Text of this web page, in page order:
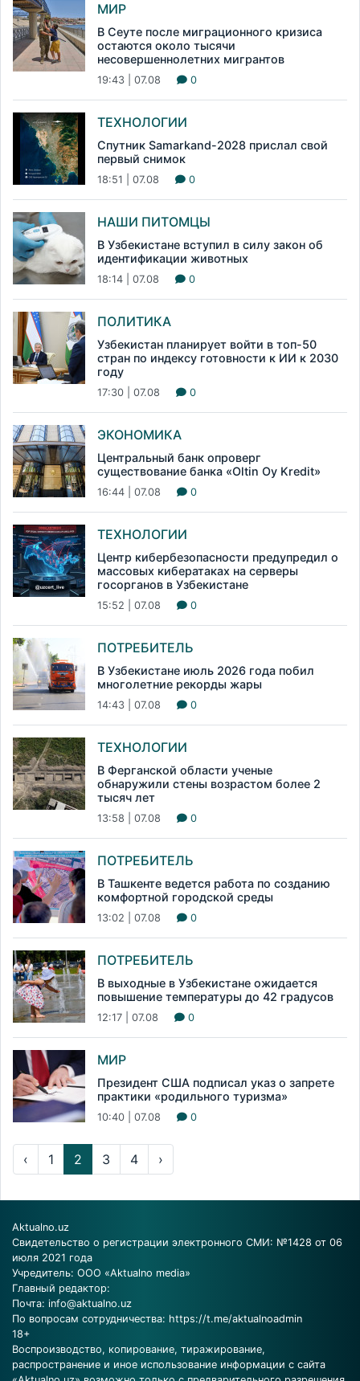
МИР
В Сеуте после миграционного кризиса
остаются около тысячи
несовершеннолетних мигрантов
19:43 | 07.08 0
ТЕХНОЛОГИИ
Спутник Samarkand-2028 прислал свой
первый снимок
18:51 | 07.08 0
НАШИ ПИТОМЦЫ
В Узбекистане вступил в силу закон об
идентификации животных
18:14 | 07.08 0
ПОЛИТИКА
Узбекистан планирует войти в топ-50
стран по индексу готовности к ИИ к 2030
году
17:30 | 07.08 0
ЭКОНОМИКА
Центральный банк опроверг
существование банка «Oltin Oy Kredit»
16:44 | 07.08 0
ТЕХНОЛОГИИ
Центр кибербезопасности предупредил о
массовых кибератаках на серверы
госорганов в Узбекистане
15:52 | 07.08 0
ПОТРЕБИТЕЛЬ
В Узбекистане июль 2026 года побил
многолетние рекорды жары
14:43 | 07.08 0
ТЕХНОЛОГИИ
В Ферганской области ученые
обнаружили стены возрастом более 2
тысяч лет
13:58 | 07.08 0
ПОТРЕБИТЕЛЬ
В Ташкенте ведется работа по созданию
комфортной городской среды
13:02 | 07.08 0
ПОТРЕБИТЕЛЬ
В выходные в Узбекистане ожидается
повышение температуры до 42 градусов
12:17 | 07.08 0
МИР
Президент США подписал указ о запрете
практики «родильного туризма»
10:40 | 07.08 0
‹ 1 2 3 4 ›
Aktualno.uz
Свидетельство о регистрации электронного СМИ: №1428 от 06
июля 2021 года
Учредитель: ООО «Aktualno media»
Главный редактор:
Почта: info@aktualno.uz
По вопросам сотрудничества: https://t.me/aktualnoadmin
18+
Воспроизводство, копирование, тиражирование,
распространение и иное использование информации с сайта